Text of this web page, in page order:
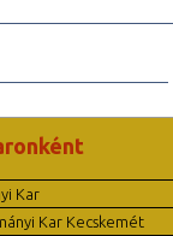
Kar
Kar Kecskemét